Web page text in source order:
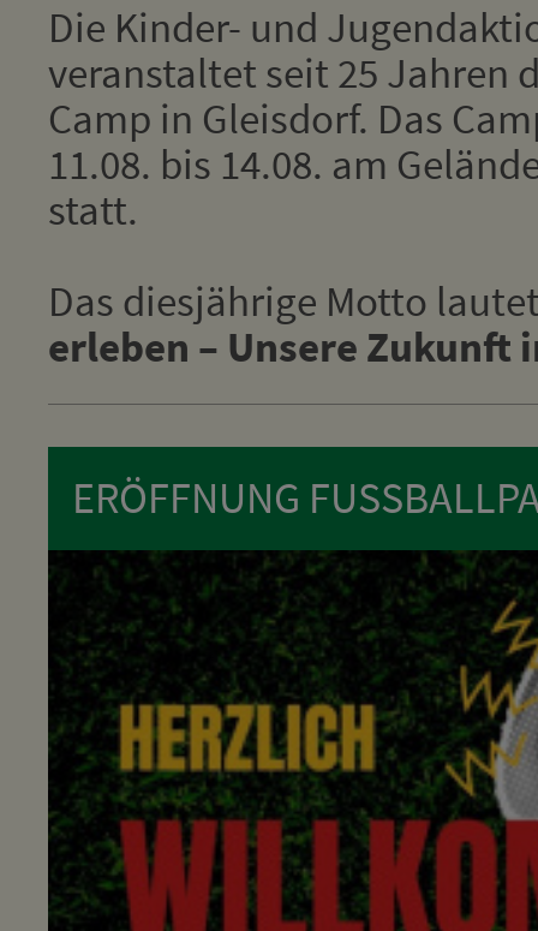
Die Kinder- und
veranstaltet seit 25 Jahren
Camp in Gleisdorf. Das
11.08. bis 14.08. am
statt.
Das diesjährige Motto
erleben – Unsere Zukunft
ERÖFFNUNG